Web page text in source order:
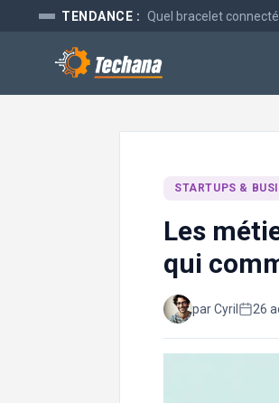
TENDANCE : Quel bracelet
STARTUPS &
Les
qui
par Cyril 26